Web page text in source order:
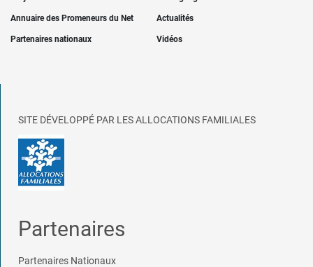
Annuaire des Promeneurs du Net Actualités
Partenaires nationaux Vidéos
SITE DÉVELOPPÉ PAR LES ALLOCATIONS FAMILIALES
Partenaires
Partenaires Nationaux